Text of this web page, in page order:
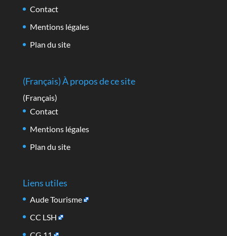
Contact
Mentions légales
Plan du site
(Français) À propos de ce site
(Français)
Contact
Mentions légales
Plan du site
Liens utiles
Aude Tourisme
CC LSH